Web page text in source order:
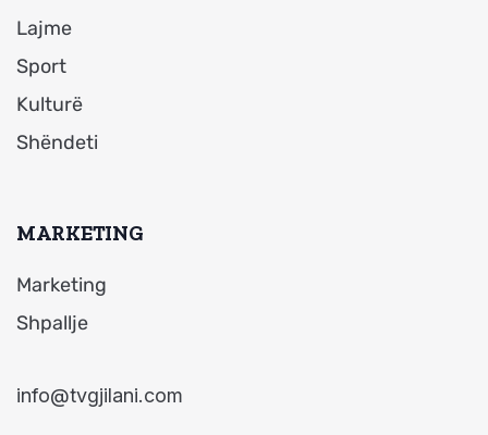
Lajme
Sport
Kulturë
Shëndeti
MARKETING
Marketing
Shpallje
info@tvgjilani.com